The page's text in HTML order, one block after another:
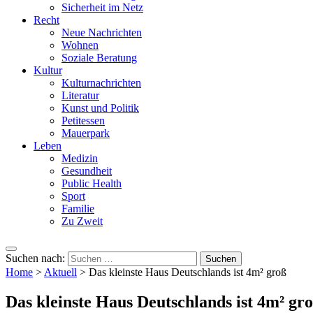
Sicherheit im Netz
Recht
Neue Nachrichten
Wohnen
Soziale Beratung
Kultur
Kulturnachrichten
Literatur
Kunst und Politik
Petitessen
Mauerpark
Leben
Medizin
Gesundheit
Public Health
Sport
Familie
Zu Zweit
Suchen nach:
Home >Aktuell > Das kleinste Haus Deutschlands ist 4m² groß
Das kleinste Haus Deutschlands ist 4m²